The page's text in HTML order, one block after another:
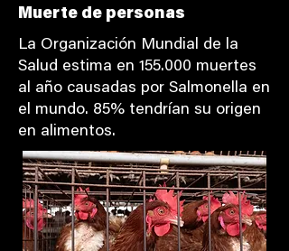
Muerte de personas
La Organización Mundial de la
Salud estima en 155.000 muertes
al año causadas por Salmonella en
el mundo. 85% tendrían su origen
en alimentos.